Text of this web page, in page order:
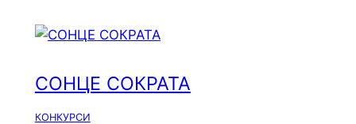
СОНЦЕ СОКРАТА
КОНКУРСИ